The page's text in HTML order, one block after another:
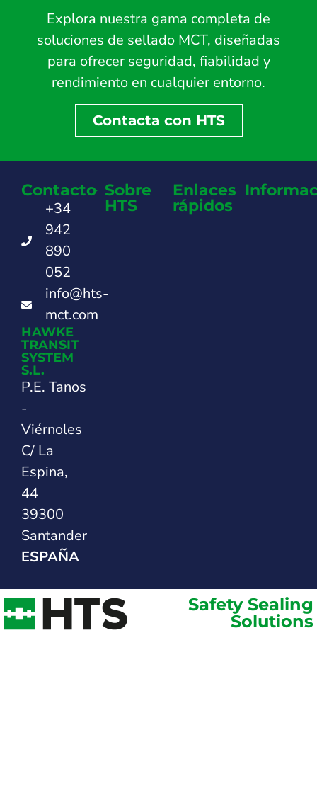
Explora nuestra gama completa de
soluciones de sellado MCT, diseñadas
para ofrecer seguridad, fiabilidad y
rendimiento en cualquier entorno.
Contacta con HTS
Contacto
+34
942
890
052
info@hts-
mct.com
HAWKE
TRANSIT
SYSTEM
S.L.
P.E. Tanos
-
Viérnoles
C/ La
Espina,
44
39300
Santander
ESPAÑA
Sobre
HTS
Enlaces
rápidos
Safety Sealing
Solutions